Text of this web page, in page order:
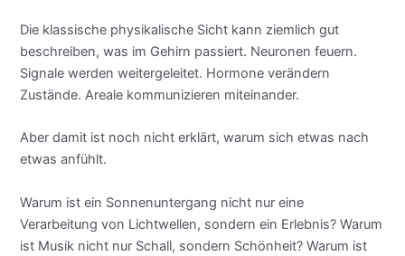
Die klassische physikalische Sicht kann ziemlich gut
beschreiben, was im Gehirn passiert. Neuronen feuern.
Signale werden weitergeleitet. Hormone verändern
Zustände. Areale kommunizieren miteinander.
Aber damit ist noch nicht erklärt, warum sich etwas nach
etwas anfühlt.
Warum ist ein Sonnenuntergang nicht nur eine
Verarbeitung von Lichtwellen, sondern ein Erlebnis? Warum
ist Musik nicht nur Schall, sondern Schönheit? Warum ist